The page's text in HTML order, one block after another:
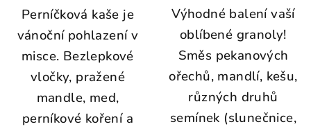
Perníčková kaše je
vánoční pohlazení v
misce. Bezlepkové
vločky, pražené
mandle, med,
perníkové koření a
Výhodné balení vaší
oblíbené granoly!
Směs pekanových
ořechů, mandlí, kešu,
různých druhů
semínek (slunečnice,